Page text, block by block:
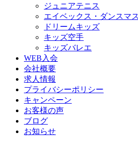
ジュニアテニス
エイベックス・ダンスマ
ドリームキッズ
キッズ空手
キッズバレエ
WEB入会
会社概要
求人情報
プライバシーポリシー
キャンペーン
お客様の声
ブログ
お知らせ